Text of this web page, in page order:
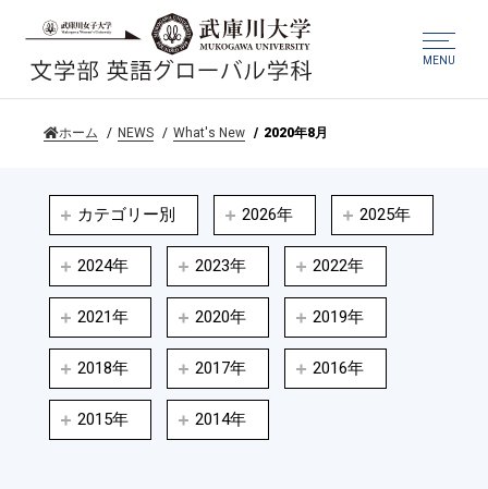
MENU
ホーム NEWS What's New 2020年8月
カテゴリー別 2026年 2025年
2024年 2023年 2022年
2021年 2020年 2019年
2018年 2017年 2016年
2015年 2014年